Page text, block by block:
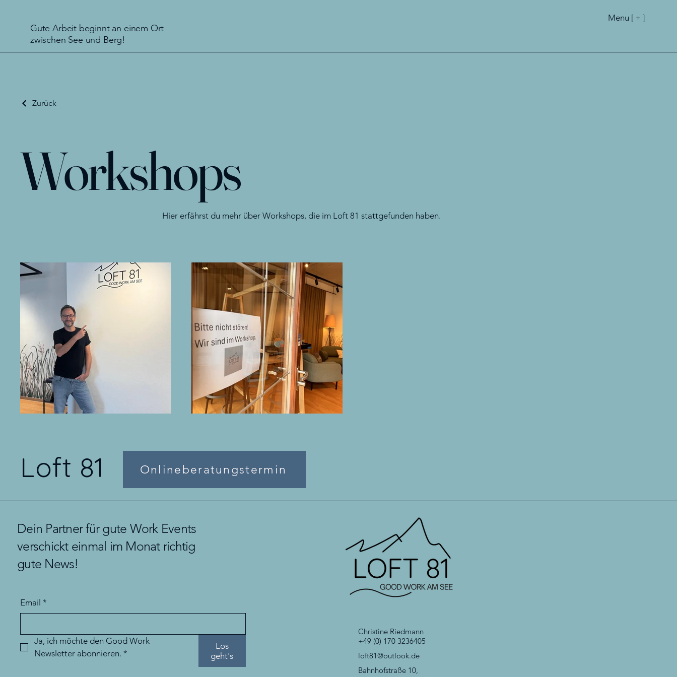
Gute Arbeit beginnt an einem Ort
zwischen See und Berg!
Menu [ + ]
Zurück
Workshops
Hier erfährst du mehr über Workshops, die im Loft 81 stattgefunden haben.
Loft 81 Onlineberatungstermin
Dein Partner für gute Work Events
verschickt einmal im Monat richtig
gute News!
Email *
Ja, ich möchte den Good Work
Newsletter abonnieren. *
Los
geht's
Christine Riedmann
+49 (0) 170 3236405
loft81@outlook.de
Bahnhofstraße 10,